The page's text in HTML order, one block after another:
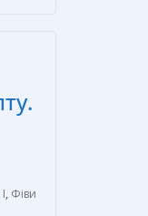
I, Фіви